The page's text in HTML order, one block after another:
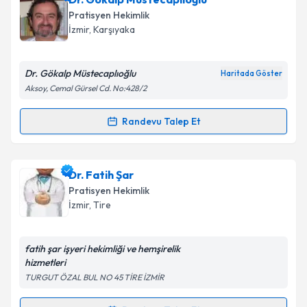
Takvim Talebini Gönder
Size bu uzmandan randevu almanız için bir takvim
hazırlandığında e-posta ile bilgilendireceğiz.
Kişisel verilerimin işlenmesine ilişkin
Metni'ni okudum ve kişisel verilerimin belirtilen
Takvim Talebini Gönder
Pratisyen Hekimlik
İzmir, Karşıyaka
Dr. Gökalp Müstecaplıoğlu Haritada Göster
Aksoy, Cemal Gürsel Cd. No:428/2
Randevu Talep Et
Randevu Takvimi Talebi
Dr. Gökalp Müstecaplıoğlu
talebi oluşturun. Size bu uzmandan randevu almanız
için bir takvim hazırlandığında e-posta ile
bilgilendireceğiz.
Dr. Fatih Şar
Pratisyen Hekimlik
İzmir, Tire
fatih şar işyeri hekimliği ve hemşirelik
hizmetleri
TURGUT ÖZAL BUL NO 45 TİRE İZMİR